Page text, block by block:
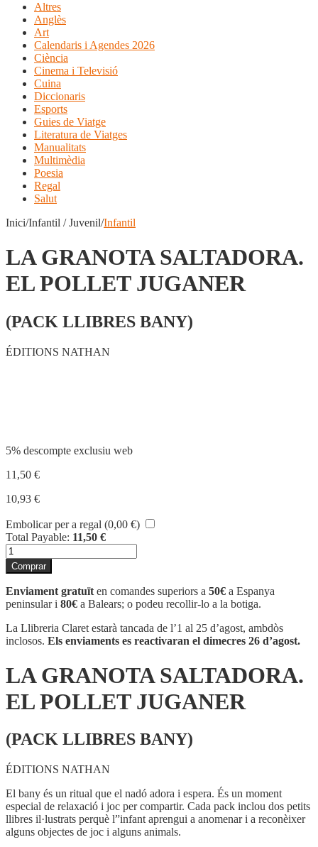
Altres
Anglès
Art
Calendaris i Agendes 2026
Ciència
Cinema i Televisió
Cuina
Diccionaris
Esports
Guies de Viatge
Literatura de Viatges
Manualitats
Multimèdia
Poesia
Regal
Salut
Inici/Infantil / Juvenil/Infantil
LA GRANOTA SALTADORA.
EL POLLET JUGANER
(PACK LLIBRES BANY)
ÉDITIONS NATHAN
5% descompte exclusiu web
11,50 €
10,93 €
Embolicar per a regal (0,00 €)
Total Payable: 11,50 €
quantitat
de
LA
GRANOTA
SALTADORA.
EL
POLLET
JUGANER
Comprar
Enviament gratuït en comandes superiors a 50€ a Espanya
peninsular i 80€ a Balears; o podeu recollir-lo a la botiga.
La Llibreria Claret estarà tancada de l’1 al 25 d’agost, ambdòs
inclosos. Els enviaments es reactivaran el dimecres 26 d’agost.
LA GRANOTA SALTADORA.
EL POLLET JUGANER
(PACK LLIBRES BANY)
ÉDITIONS NATHAN
El bany és un ritual que el nadó adora i espera. És un moment
especial de relaxació i joc per compartir. Cada pack inclou dos petits
llibres il·lustrats perquè l”infant aprengui a anomenar i a reconèixer
alguns objectes de joc i alguns animals.